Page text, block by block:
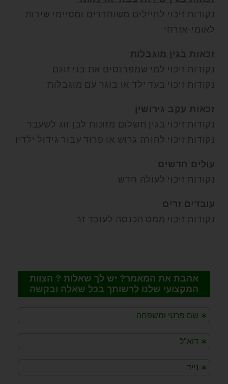
נקודות זיכוי לחיילים משוחררים ומסיימי שירות
לאומי-אזרחי
זכאות בגין מוגבלות
נקודות זיכוי למי שמפרנסים את בני זוגם
נקודות זיכוי בעד ילד או בוגר עם מוגבלות
זכאות עקב גירושין
נקודות זיכוי בגין תשלום מזונות לבן זוג לשעבר
נקודות זיכוי להורה גרוש או פרוד עבור גידול ילדיו
עולים חדשים
נקודות זיכוי לעולה חדש
עובדים זרים
נקודות זיכוי ממס הכנסה לעובד זר